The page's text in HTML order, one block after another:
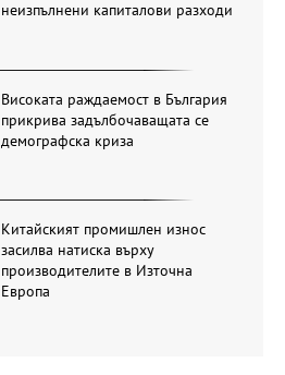
неизпълнени капиталови разходи
Високата раждаемост в България
прикрива задълбочаващата се
демографска криза
Китайският промишлен износ
засилва натиска върху
производителите в Източна
Европа